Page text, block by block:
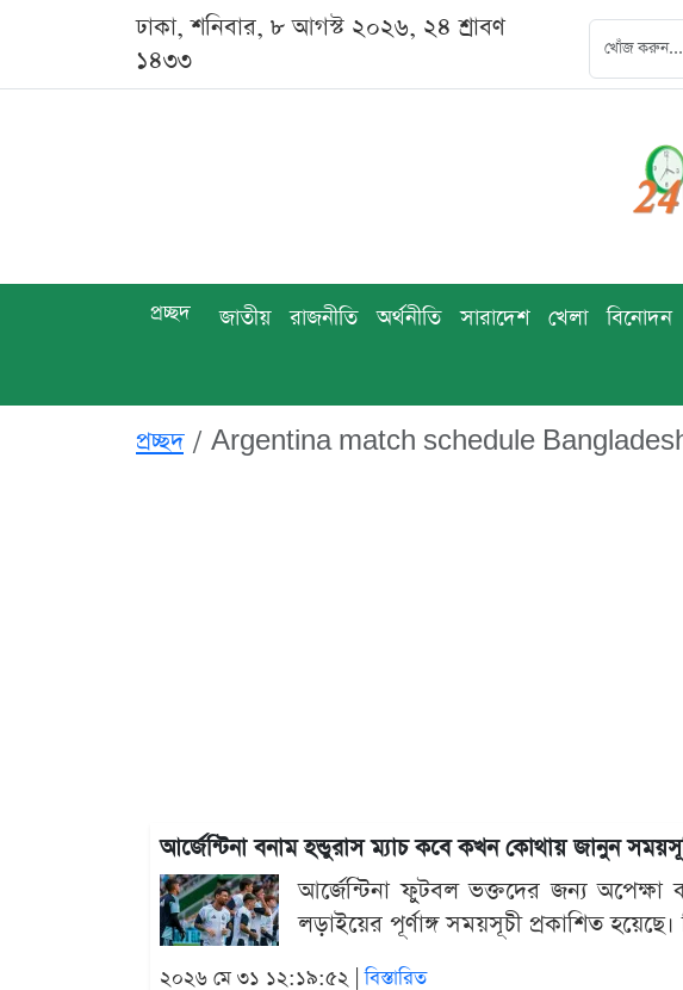
ঢাকা, শনিবার, ৮ আগস্ট ২০২৬, ২৪ শ্রাবণ
১৪৩৩
প্রচ্ছদ জাতীয় রাজনীতি অর্থনীতি সারাদেশ খেলা বিনোদন
প্রচ্ছদ Argentina match schedule
আর্জেন্টিনা বনাম হন্ডুরাস ম্যাচ কবে কখন কোথায় জানুন
আর্জেন্টিনা ফুটবল ভক্তদের জন্য অপেক্ষা
লড়াইয়ের পূর্ণাঙ্গ সময়সূচী প্রকাশিত
২০২৬ মে ৩১ ১২:১৯:৫২ |বিস্তারিত